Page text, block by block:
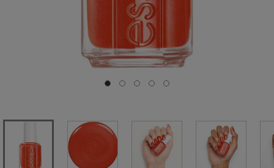
Aller à la diapositive 0
Aller à la diapositive 1
Aller à la diapositive 2
Aller à la diapositive 3
Aller à la diapositive 4